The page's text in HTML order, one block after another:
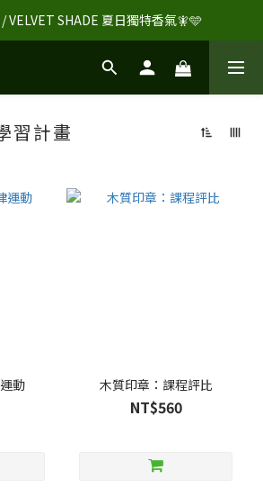
VELVET SHADE 夏日獨特香氣🧚🩵
習計畫
動 木質印章：課程評比
NT$560